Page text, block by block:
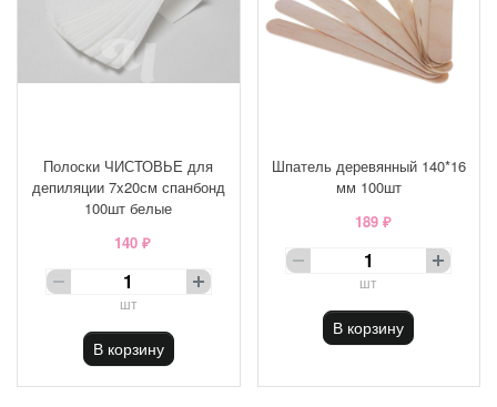
Полоски ЧИСТОВЬЕ для
депиляции 7x20см спанбонд
100шт белые
140 ₽
шт
В корзину
Шпатель деревянный 140*16
мм 100шт
189 ₽
шт
В корзину